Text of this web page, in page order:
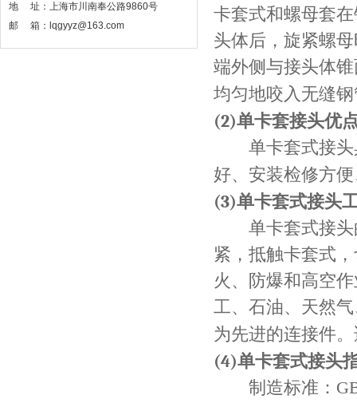
地 址：上海市川南奉公路9860号
邮 箱：lqgyyz@163.com
卡套式和螺母套
头体后，旋紧螺
端外侧与接头体
均匀地咬入无缝
(2)单卡套接头优
单卡套式接头
好、安装检修方
(3)单卡套式接头
单卡套式接头
紧，抵触卡套式
火、防爆和高空
工、石油、天然
为先进的连接件
(4)单卡套式接头
制造标准：